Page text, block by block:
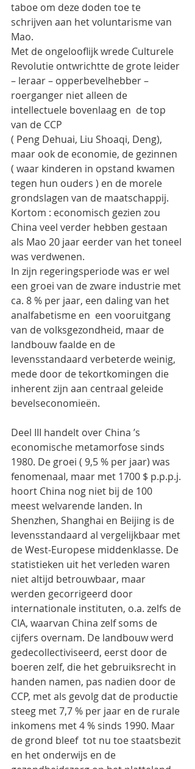
taboe om deze doden toe te
schrijven aan het voluntarisme van
Mao.
Met de ongelooflijk wrede Culturele
Revolutie ontwrichtte de grote leider
– leraar – opperbevelhebber –
roerganger niet alleen de
intellectuele bovenlaag en  de top
van de CCP
( Peng Dehuai, Liu Shoaqi, Deng),
maar ook de economie, de gezinnen
( waar kinderen in opstand kwamen
tegen hun ouders ) en de morele
grondslagen van de maatschappij.
Kortom : economisch gezien zou
China veel verder hebben gestaan
als Mao 20 jaar eerder van het toneel
was verdwenen.
In zijn regeringsperiode was er wel
een groei van de zware industrie met
ca. 8 % per jaar, een daling van het
analfabetisme en  een vooruitgang
van de volksgezondheid, maar de
landbouw faalde en de
levensstandaard verbeterde weinig,
mede door de tekortkomingen die
inherent zijn aan centraal geleide
bevelseconomieën.
Deel III handelt over China ’s
economische metamorfose sinds
1980. De groei ( 9,5 % per jaar) was
fenomenaal, maar met 1700 $ p.p.p.j.
hoort China nog niet bij de 100
meest welvarende landen. In
Shenzhen, Shanghai en Beijing is de
levensstandaard al vergelijkbaar met
de West-Europese middenklasse. De
statistieken uit het verleden waren
niet altijd betrouwbaar, maar
werden gecorrigeerd door
internationale instituten, o.a. zelfs de
CIA, waarvan China zelf soms de
cijfers overnam. De landbouw werd
gedecollectiviseerd, eerst door de
boeren zelf, die het gebruiksrecht in
handen namen, pas nadien door de
CCP, met als gevolg dat de productie
steeg met 7,7 % per jaar en de rurale
inkomens met 4 % sinds 1990. Maar
de grond bleef  tot nu toe staatsbezit
en het onderwijs en de